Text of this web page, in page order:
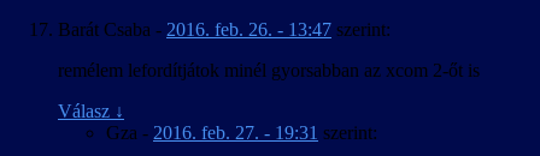
Barát Csaba - 2016. feb. 26. - 13:47 szerint:
remélem lefordítjátok minél gyorsabban az xcom 2-őt is
Válasz ↓
Gza - 2016. feb. 27. - 19:31 szerint: